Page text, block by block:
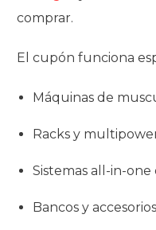
comprar.
El cupón funciona
Máquinas de
Racks y
Sistemas all-in-one
Bancos y accesorios